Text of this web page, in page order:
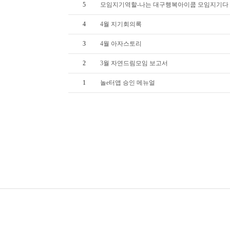
5 모임지기역할-나는 대구행복아이쿱 모임지기다
4 4월 지기회의록
3 4월 아자스토리
2 3월 자연드림모임 보고서
1 놀e터앱 승인 메뉴얼